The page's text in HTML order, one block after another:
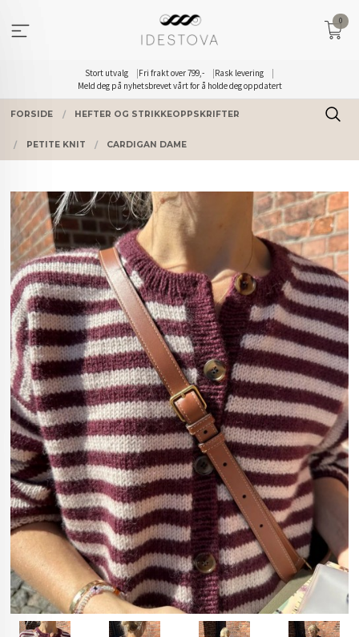
innholdet
Stort utvalg Fri frakt over 799,-
Rask levering
Meld deg på nyhetsbrevet vårt for å holde deg oppdatert
0
FORSIDE HEFTER OG STRIKKEOPPSKRIFTER
PETITE KNIT CARDIGAN DAME